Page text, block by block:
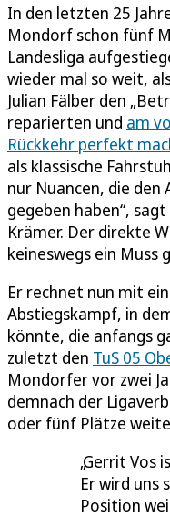
In den letzten 25
Mondorf schon fünf
Landesliga
wieder mal so weit,
Julian Fälber den
reparierten und am
Rückkehr perfekt
als klassische
nur Nuancen, die den
gegeben haben“,
Krämer. Der direkte
keineswegs ein Muss
Er rechnet nun mit
Abstiegskampf, in
könnte, die anfangs
zuletzt den TuS 05
Mondorfer vor zwei
demnach der
oder fünf Plätze
Gerrit Vos
Er wird uns
Position